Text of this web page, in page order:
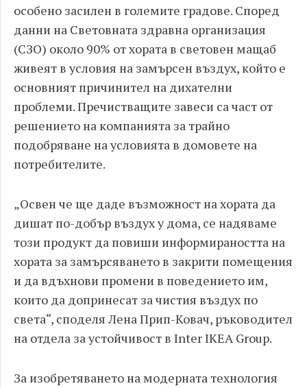
особено засилен в големите градове. Според
данни на Световната здравна организация
(СЗО) около 90% от хората в световен мащаб
живеят в условия на замърсен въздух, който е
основният причинител на дихателни
проблеми. Пречистващите завеси са част от
решението на компанията за трайно
подобряване на условията в домовете на
потребителите.
„Освен че ще даде възможност на хората да
дишат по-добър въздух у дома, се надяваме
този продукт да повиши информираността на
хората за замърсяването в закрити помещения
и да вдъхнови промени в поведението им,
които да допринесат за чистия въздух по
света“, споделя Лена Прип-Ковач, ръководител
на отдела за устойчивост в Inter IKEA Group.
За изобретяването на модерната технология